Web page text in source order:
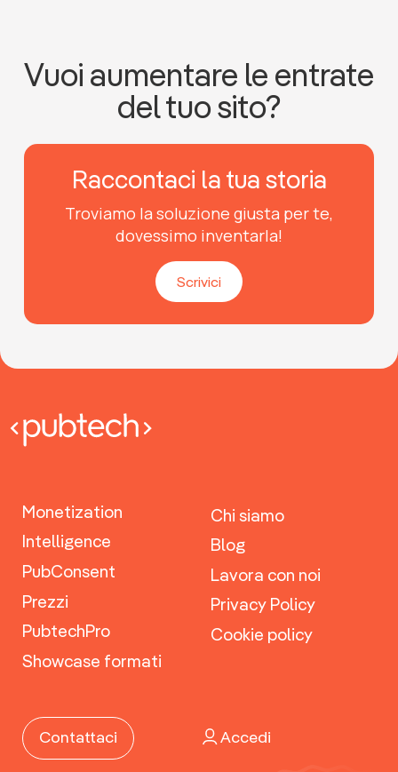
Vuoi aumentare le entrate
del tuo sito?
Raccontaci la tua storia
Troviamo la soluzione giusta per te,
dovessimo inventarla!
Scrivici
Monetization
Intelligence
PubConsent
Prezzi
PubtechPro
Showcase formati
Chi siamo
Blog
Lavora con noi
Privacy Policy
Cookie policy
Contattaci Accedi